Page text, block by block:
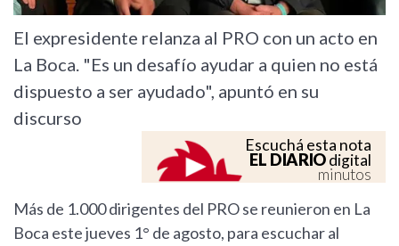
El expresidente relanza al PRO con un acto en
La Boca. "Es un desafío ayudar a quien no está
dispuesto a ser ayudado", apuntó en su
discurso
Escuchá esta nota
EL DIARIOdigital
minutos
Más de 1.000 dirigentes del PRO se reunieron en La
Boca este jueves 1° de agosto, para escuchar al